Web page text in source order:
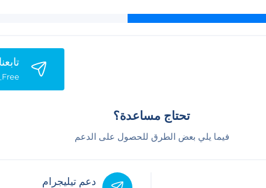
تحتاج مساعدة؟
فيما يلي بعض الطرق للحصول على الدعم
دعم تيليجرام